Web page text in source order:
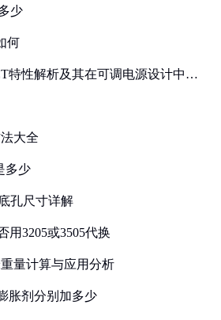
少
何
特性解析及其在可调电源设计中的
大全
多少
孔尺寸详解
用3205或3505代换
量计算与应用分析
胀剂分别加多少